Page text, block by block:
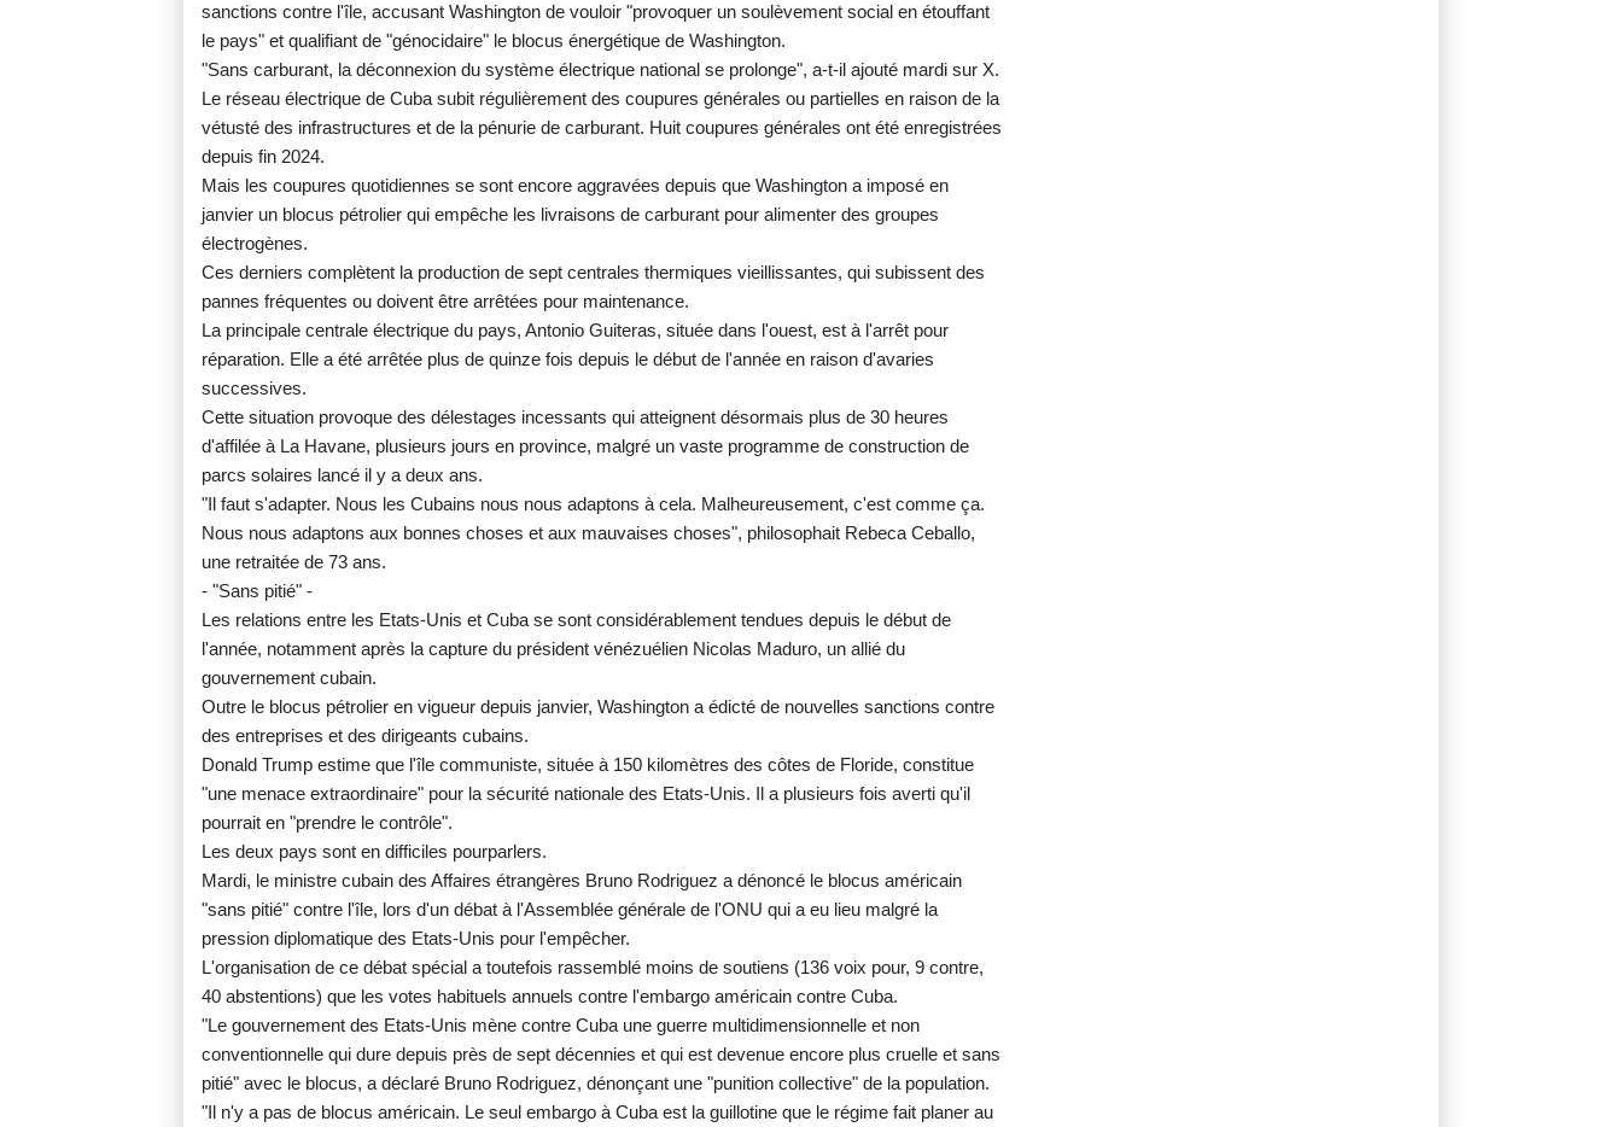
sanctions contre l'île, accusant Washington de vouloir "provoquer un soulèvement social en étouffant
le pays" et qualifiant de "génocidaire" le blocus énergétique de Washington.
"Sans carburant, la déconnexion du système électrique national se prolonge", a-t-il ajouté mardi sur X.
Le réseau électrique de Cuba subit régulièrement des coupures générales ou partielles en raison de la
vétusté des infrastructures et de la pénurie de carburant. Huit coupures générales ont été enregistrées
depuis fin 2024.
Mais les coupures quotidiennes se sont encore aggravées depuis que Washington a imposé en
janvier un blocus pétrolier qui empêche les livraisons de carburant pour alimenter des groupes
électrogènes.
Ces derniers complètent la production de sept centrales thermiques vieillissantes, qui subissent des
pannes fréquentes ou doivent être arrêtées pour maintenance.
La principale centrale électrique du pays, Antonio Guiteras, située dans l'ouest, est à l'arrêt pour
réparation. Elle a été arrêtée plus de quinze fois depuis le début de l'année en raison d'avaries
successives.
Cette situation provoque des délestages incessants qui atteignent désormais plus de 30 heures
d'affilée à La Havane, plusieurs jours en province, malgré un vaste programme de construction de
parcs solaires lancé il y a deux ans.
"Il faut s'adapter. Nous les Cubains nous nous adaptons à cela. Malheureusement, c'est comme ça.
Nous nous adaptons aux bonnes choses et aux mauvaises choses", philosophait Rebeca Ceballo,
une retraitée de 73 ans.
- "Sans pitié" -
Les relations entre les Etats-Unis et Cuba se sont considérablement tendues depuis le début de
l'année, notamment après la capture du président vénézuélien Nicolas Maduro, un allié du
gouvernement cubain.
Outre le blocus pétrolier en vigueur depuis janvier, Washington a édicté de nouvelles sanctions contre
des entreprises et des dirigeants cubains.
Donald Trump estime que l'île communiste, située à 150 kilomètres des côtes de Floride, constitue
"une menace extraordinaire" pour la sécurité nationale des Etats-Unis. Il a plusieurs fois averti qu'il
pourrait en "prendre le contrôle".
Les deux pays sont en difficiles pourparlers.
Mardi, le ministre cubain des Affaires étrangères Bruno Rodriguez a dénoncé le blocus américain
"sans pitié" contre l'île, lors d'un débat à l'Assemblée générale de l'ONU qui a eu lieu malgré la
pression diplomatique des Etats-Unis pour l'empêcher.
L'organisation de ce débat spécial a toutefois rassemblé moins de soutiens (136 voix pour, 9 contre,
40 abstentions) que les votes habituels annuels contre l'embargo américain contre Cuba.
"Le gouvernement des Etats-Unis mène contre Cuba une guerre multidimensionnelle et non
conventionnelle qui dure depuis près de sept décennies et qui est devenue encore plus cruelle et sans
pitié" avec le blocus, a déclaré Bruno Rodriguez, dénonçant une "punition collective" de la population.
"Il n'y a pas de blocus américain. Le seul embargo à Cuba est la guillotine que le régime fait planer au